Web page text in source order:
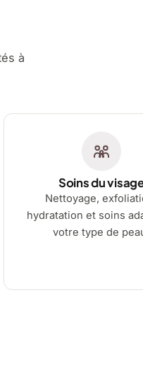
à
Soins du
Nettoyage,
hydratation et soins
votre type de